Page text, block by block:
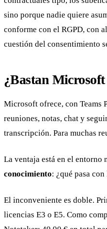
sino porque nadie quiere
conforme con el RGPD, con
cuestión del consentimiento
¿Bastan
Microsoft ofrece, con Teams
reuniones, notas, chat y
transcripción. Para muchas
La ventaja está en el
conocimiento: ¿qué pasa
El inconveniente es doble.
licencias E3 o E5. Como